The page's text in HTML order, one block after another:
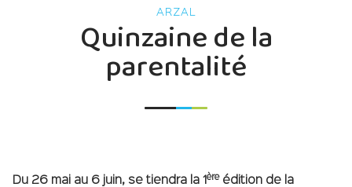
Quinzaine de la
parentalité
Du 26 mai au 6 juin, se tiendra la 1èreédition de la